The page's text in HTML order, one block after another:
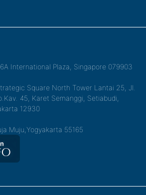
International Plaza, Singapore 079903
Square North Tower Lantai 25, Jl.
45, Karet Semanggi, Setiabudi,
12930
Muju,Yogyakarta 55165